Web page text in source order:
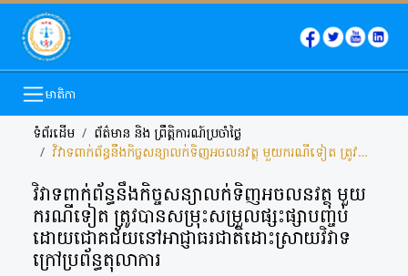
មាតិកា
ទំព័រដើម
ព័ត៌មាន និង​ ព្រឹត្តិការណ៍ប្រចាំថ្ងៃ
វិវាទពាក់ព័ន្ធនឹងកិច្ចសន្យាលក់ទិញអចលនវត្ថុ មួយករណីទៀត ត្រូវបានសម្រុះសម្រួលផ្សះផ្សាបញ្ចប់ដោយជោគជ័យនៅអាជ្ញាធរជាតិដោះស្រាយវិវាទក្រៅប្រព័ន្ធតុលាការ
វិវាទពាក់ព័ន្ធនឹងកិច្ចសន្យាលក់ទិញអចលនវត្ថុ មួយ
ករណីទៀត ត្រូវបានសម្រុះសម្រួលផ្សះផ្សាបញ្ចប់
ដោយជោគជ័យនៅអាជ្ញាធរជាតិដោះស្រាយវិវាទ
ក្រៅប្រព័ន្ធតុលាការ